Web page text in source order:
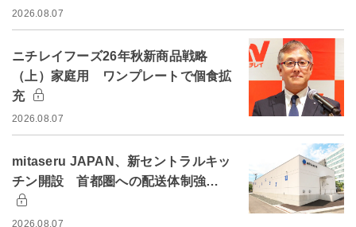
2026.08.07
ニチレイフーズ26年秋新商品戦略
（上）家庭用 ワンプレートで個食拡
充
2026.08.07
mitaseru JAPAN、新セントラルキッ
チン開設 首都圏への配送体制強…
2026.08.07